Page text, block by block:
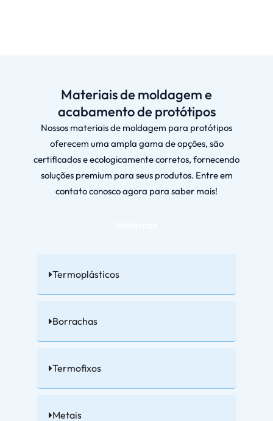
Materiais de moldagem e
acabamento de protótipos
Nossos materiais de moldagem para protótipos
oferecem uma ampla gama de opções, são
certificados e ecologicamente corretos, fornecendo
soluções premium para seus produtos. Entre em
contato conosco agora para saber mais!
Termoplásticos
Borrachas
Termofixos
Metais